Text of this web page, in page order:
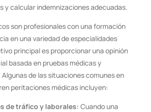
y calcular indemnizaciones adecuadas.
son profesionales con una formación
en una variedad de especialidades
principal es proporcionar una opinión
basada en pruebas médicas y
de las situaciones comunes en
peritaciones médicas incluyen:
de tráfico y laborales: Cuando una